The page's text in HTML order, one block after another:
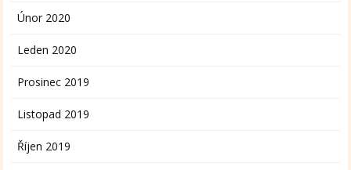
Únor 2020
Leden 2020
Prosinec 2019
Listopad 2019
Říjen 2019